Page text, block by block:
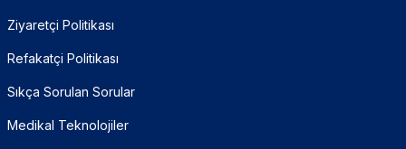
Ziyaretçi Politikası
Refakatçi Politikası
Sıkça Sorulan Sorular
Medikal Teknolojiler